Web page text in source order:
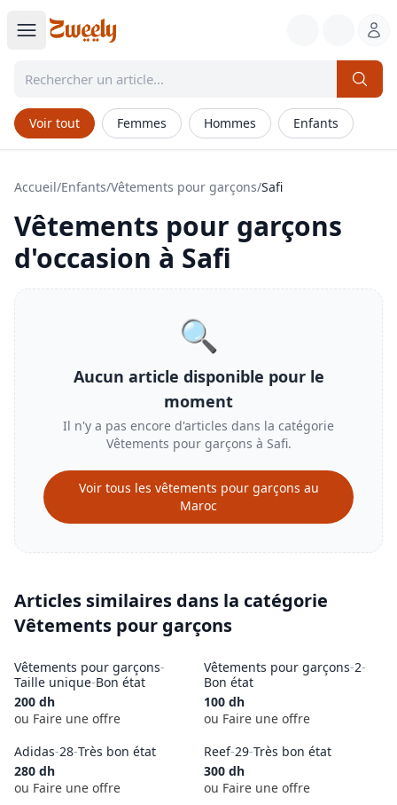
Voir tout Femmes Hommes Enfants
Accueil/Enfants/Vêtements pour garçons/Safi
Vêtements pour garçons
d'occasion à Safi
🔍
Aucun article disponible pour le
moment
Il n'y a pas encore d'articles dans la catégorie
Vêtements pour garçons à Safi.
Voir tous les vêtements pour garçons au
Maroc
Articles similaires dans la catégorie
Vêtements pour garçons
Vêtements pour garçons-
Taille unique-Bon état
200 dh
ou Faire une offre
Vêtements pour garçons-2-
Bon état
100 dh
ou Faire une offre
Adidas-28-Très bon état
280 dh
ou Faire une offre
Reef-29-Très bon état
300 dh
ou Faire une offre